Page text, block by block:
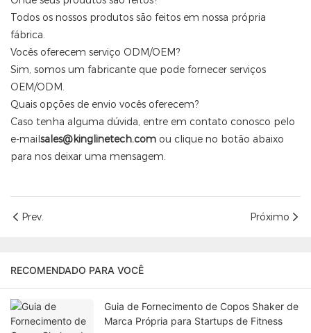
Todos os nossos produtos são feitos em nossa própria
fábrica.
Vocês oferecem serviço ODM/OEM?
Sim, somos um fabricante que pode fornecer serviços
OEM/ODM.
Quais opções de envio vocês oferecem?
Caso tenha alguma dúvida, entre em contato conosco pelo
e-mailsales@kinglinetech.com ou clique no botão abaixo
para nos deixar uma mensagem.
Prev. Próximo
RECOMENDADO PARA VOCÊ
Guia de Fornecimento de Copos Shaker de
Marca Própria para Startups de Fitness